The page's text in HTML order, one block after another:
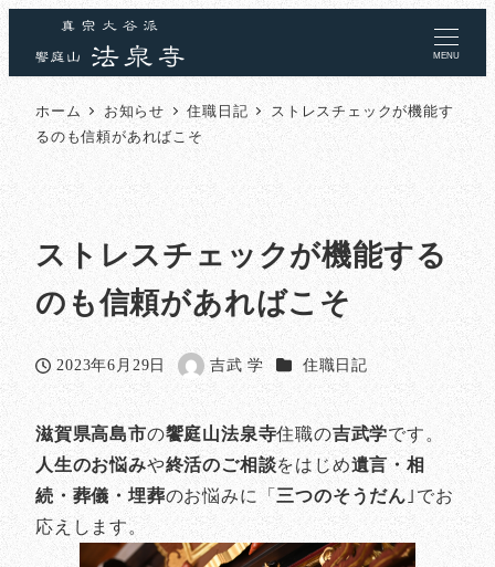
MENU
ホーム お知らせ 住職日記
ストレスチェックが機能す
るのも信頼があればこそ
ストレスチェックが機能する
のも信頼があればこそ
投稿日
2023年6月29日
著
吉武 学 カテゴリー
住職日記
滋賀県高島市の饗庭山法泉寺住職の吉武学です。
人生のお悩みや終活のご相談をはじめ遺言・相
続・葬儀・埋葬のお悩みに「 三つのそうだん ｣でお
応えします。